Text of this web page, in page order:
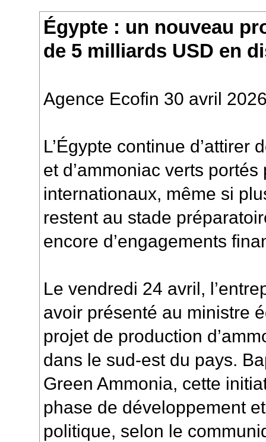
Égypte : un nouveau
de 5 milliards USD en
Agence Ecofin 30 avril
L’Égypte continue d’attirer
et d’ammoniac verts
internationaux, même si
restent au stade
encore d’engagements
Le vendredi 24 avril,
avoir présenté au ministre
projet de production
dans le sud-est du pays.
Green Ammonia, cette
phase de développement
politique, selon le